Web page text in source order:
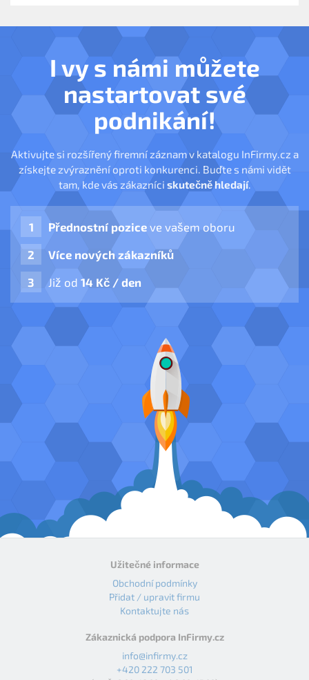
I vy s námi můžete
nastartovat své
podnikání!
Aktivujte si rozšířený firemní záznam v katalogu InFirmy.cz a
získejte zvýraznění oproti konkurenci. Buďte s námi vidět
tam, kde vás zákazníci skutečně hledají.
Přednostní pozice ve vašem oboru
Více nových zákazníků
Již od 14 Kč / den
Užitečné informace
Obchodní podmínky
Přidat / upravit firmu
Kontaktujte nás
Zákaznická podpora InFirmy.cz
info@infirmy.cz
+420 222 703 501